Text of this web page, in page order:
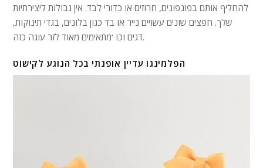
להחליף אותם בפונפונים, חרוזים או כדורי לבד. אין גבולות ליצירתיות
שלך. חפצים שונים עשויים נייר או בד כגון בלונים, בגדי תינוקות,
דגים וכו ‘מתאימים מאוד לזר עוגה כזה.
הפלמינגו עדיין אופנתי בכל הנוגע לקישוט